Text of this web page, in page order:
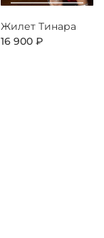
Жилет Тинара
16 900 ₽